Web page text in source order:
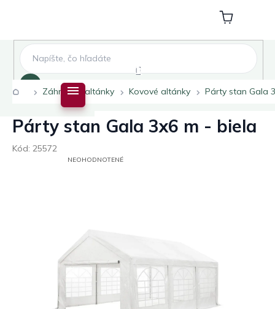
Nákupný
košík
DomovZáhradné altánky Kovové altánky Párty stan Gala
Párty stan Gala 3x6 m - biela
Kód: 25572
PRIEMERNÉNEOHODNOTENÉ